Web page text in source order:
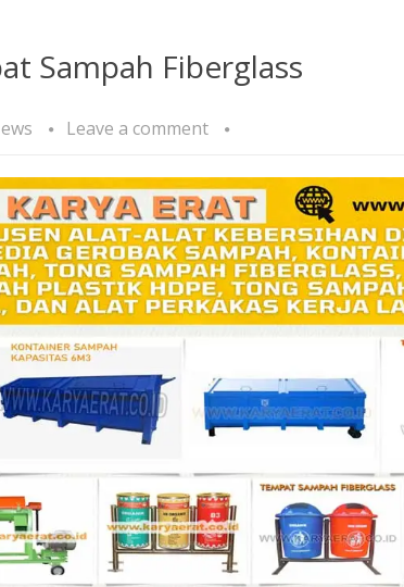
Sampah Fiberglass
Leave a comment